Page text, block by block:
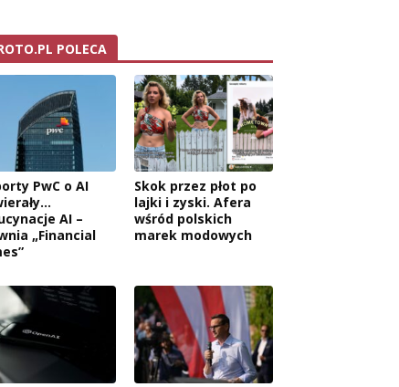
POLECA
PwC o AI
AI –
„Financial
Skok przez płot po
lajki i zyski. Afera
wśród polskich
marek modowych